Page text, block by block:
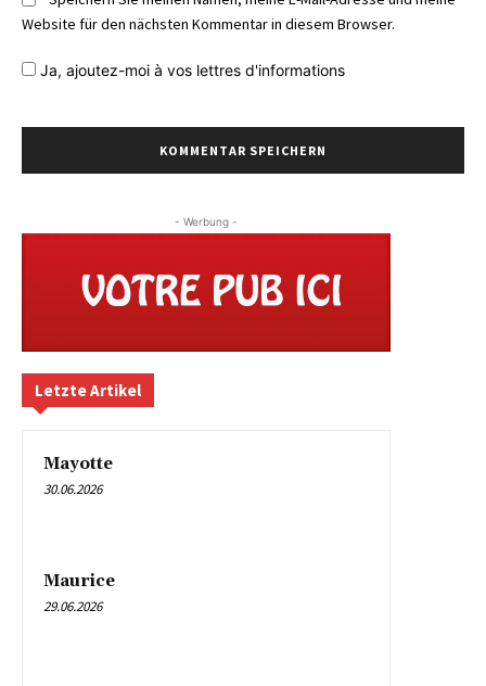
Website für den nächsten Kommentar in diesem Browser.
Ja, ajoutez-moi à vos lettres d'informations
- Werbung -
Letzte Artikel
Mayotte
30.06.2026
Maurice
29.06.2026